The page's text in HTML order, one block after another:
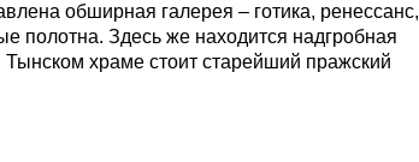
обширная галерея – готика, ренессанс,
полотна. Здесь же находится надгробная
храме стоит старейший пражский